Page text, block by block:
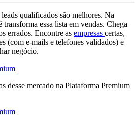
qualificados são melhores. Na
essa lista em vendas. Chega
errados. Encontre as empresas certas,
(com e-mails e telefones validados) e
negócio.
desse mercado na Plataforma Premium